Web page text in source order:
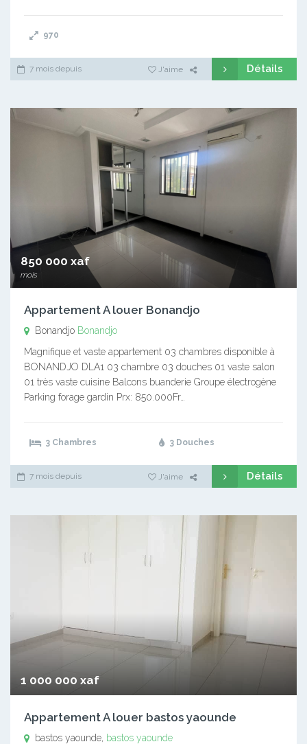
970
7 mois depuis J'aime Détails
850 000 xaf
mois
Appartement A louer Bonandjo
Bonandjo Bonandjo
Magnifique et vaste appartement 03 chambres disponible à
BONANDJO DLA1 03 chambre 03 douches 01 vaste salon
01 très vaste cuisine Balcons buanderie Groupe électrogène
Parking forage gardin Prx: 850.000Fr…
3 Chambres 3 Douches
7 mois depuis J'aime Détails
1 000 000 xaf
Appartement A louer bastos yaounde
bastos yaounde, bastos yaounde